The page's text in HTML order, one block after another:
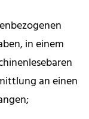
in einem
an einen